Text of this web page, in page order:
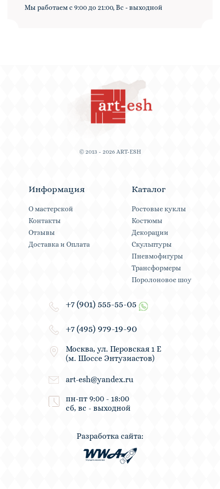
Мы работаем с 9:00 до 21:00, Вс - выходной
© 2013 - 2026 ART-ESH
Информация
О мастерской
Контакты
Отзывы
Доставка и Оплата
Каталог
Ростовые куклы
Костюмы
Декорации
Скульптуры
Пневмофигуры
Трансформеры
Поролоновое шоу
+7 (901) 555-55-05
+7 (495) 979-19-90
Москва, ул. Перовская 1 Е
(м. Шоссе Энтузиастов)
art-esh@yandex.ru
пн-пт 9:00 - 18:00
сб, вс - выходной
Разработка сайта: